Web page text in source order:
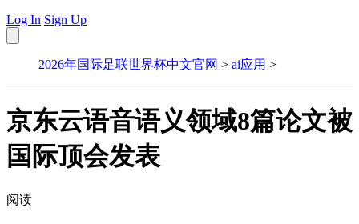
Log In Sign Up
2026年国际足联世界杯中文官网 > ai应用 >
京东云语音语义领域8篇论文被
国际顶会发表
阅读